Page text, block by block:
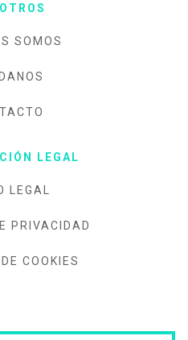
SOMOS
LEGAL
LEGAL
PRIVACIDAD
COOKIES